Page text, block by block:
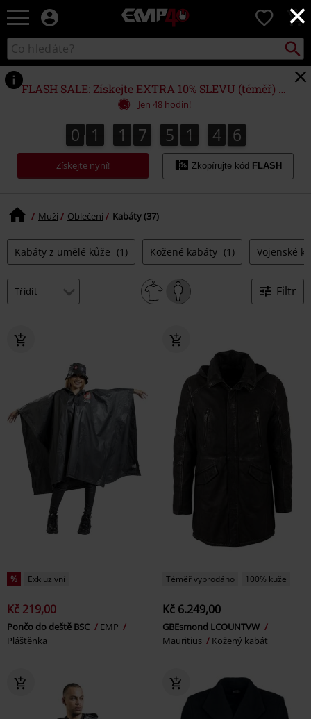
×
EMP
Hudba,
filmy
&
seriály,
Merch
pro
hráče,
Alternativní
0
Katalog
vyhledávání
FLASH SALE: Získejte EXTRA 10% SLEVU (téměř) NA VŠE*
Jen 48 hodin!
0
0 1
1 1
1 7
7 5
5 1
1 4
4
4
4 4
5
4
6
5
Získejte nyní! Zkopírujte kód FLASH
Muži Oblečení Kabáty (37)
Kabáty z umělé kůže (1) Kožené kabáty (1) Vojenské
Filtr
% Exkluzivní
Kč 219,00
Pončo do deště BSC
EMP
Pláštěnka
Téměř vyprodáno 100% kuže
Kč 6.249,00
GBEsmond LCOUNTVW
Mauritius
Kožený kabát